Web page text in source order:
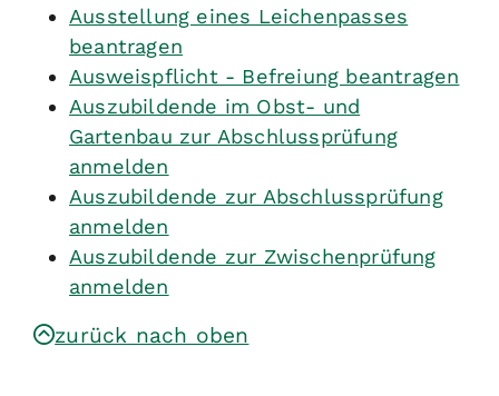
Ausstellung eines Leichenpasses
beantragen
Ausweispflicht - Befreiung beantragen
Auszubildende im Obst- und
Gartenbau zur Abschlussprüfung
anmelden
Auszubildende zur Abschlussprüfung
anmelden
Auszubildende zur Zwischenprüfung
anmelden
zurück nach oben